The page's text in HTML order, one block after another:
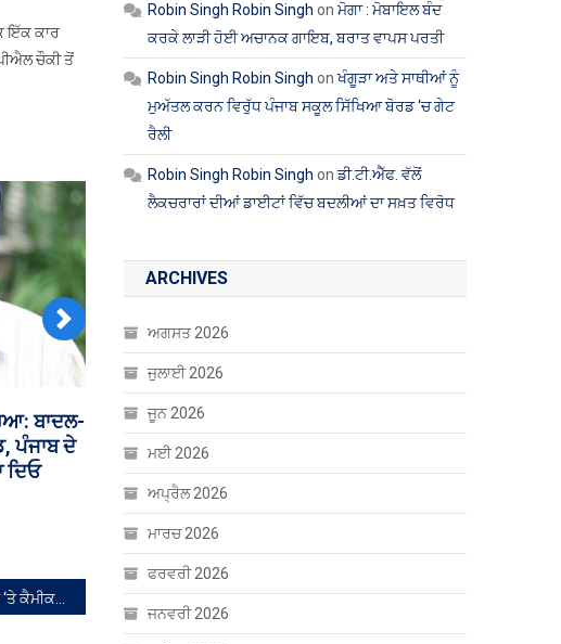
ਇੱਕ ਕਾਰ
ਚੌਕੀ ਤੋਂ
ਲੱਗੇਗਾ
Next
Robin Singh Robin Singh onਮੋਗਾ : ਮੋਬਾਇਲ ਬੰਦ
ਕਰਕੇ ਲਾੜੀ ਹੋਈ ਅਚਾਨਕ ਗਾਇਬ, ਬਰਾਤ ਵਾਪਸ ਪਰਤੀ
Robin Singh Robin Singh onਖੰਗੂੜਾ ਅਤੇ ਸਾਥੀਆਂ ਨੂੰ
ਮੁਅੱਤਲ ਕਰਨ ਵਿਰੁੱਧ ਪੰਜਾਬ ਸਕੂਲ ਸਿੱਖਿਆ ਬੋਰਡ ‘ਚ ਗੇਟ
ਰੈਲੀ
Robin Singh Robin Singh onਡੀ.ਟੀ.ਐੱਫ. ਵੱਲੋਂ
ਲੈਕਚਰਾਰਾਂ ਦੀਆਂ ਡਾਈਟਾਂ ਵਿੱਚ ਬਦਲੀਆਂ ਦਾ ਸਖ਼ਤ ਵਿਰੋਧ
ARCHIVES
ਅਗਸਤ 2026
ਜੁਲਾਈ 2026
ਜੂਨ 2026
ਮਈ 2026
ਅਪ੍ਰੈਲ 2026
ਮਾਰਚ 2026
ਫਰਵਰੀ 2026
ਜਨਵਰੀ 2026